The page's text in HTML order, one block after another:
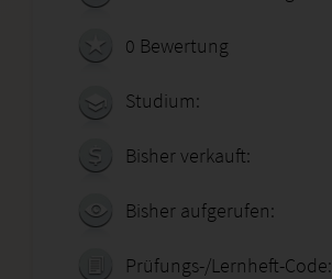
0 Bewertung
Studium:
Bisher verkauft:
Bisher aufgerufen:
Prüfungs-/Lernheft-Code: